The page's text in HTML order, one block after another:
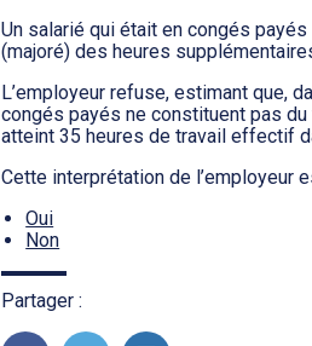
Un salarié qui était en congés
(majoré) des heures
L’employeur refuse, estimant que,
congés payés ne constituent pas
atteint 35 heures de travail effectif
Cette interprétation de l’employeur
Oui
Non
Partager :